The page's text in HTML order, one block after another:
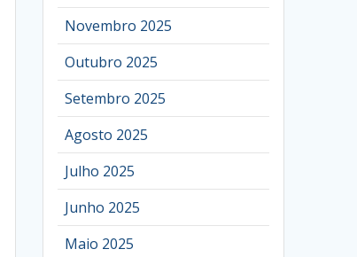
Novembro 2025
Outubro 2025
Setembro 2025
Agosto 2025
Julho 2025
Junho 2025
Maio 2025